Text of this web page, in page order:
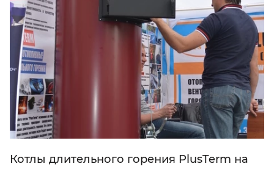
Котлы длительного горения PlusTerm на